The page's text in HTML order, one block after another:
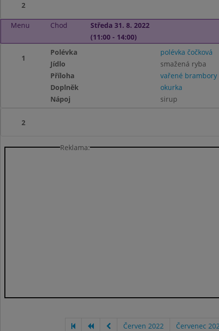
2
Menu Chod
Středa 31. 8. 2022
(11:00 - 14:00)
1
Polévka
polévka čočková
Jídlo
smažená ryba
Příloha
vařené brambory
Doplněk
okurka
Nápoj
sirup
2
Reklama:
Červen 2022 Červenec